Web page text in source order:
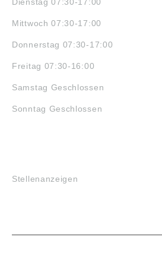
Mittwoch 07:30-17:00
Donnerstag 07:30-17:00
Freitag 07:30-16:00
Samstag Geschlossen
Sonntag Geschlossen
Stellenanzeigen